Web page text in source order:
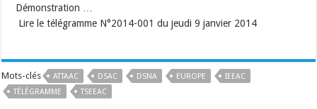
Démonstration …
Lire le télégramme N°2014-001 du jeudi 9 janvier 2014
Mots-clés ATTAAC DSAC DSNA EUROPE
IEEAC
TÉLÉGRAMME
TSEEAC